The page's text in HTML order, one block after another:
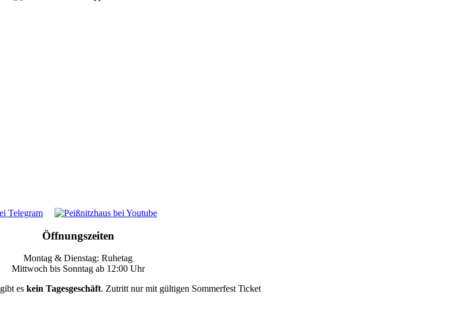
Öffnungszeiten
Montag & Dienstag: Ruhetag
Mittwoch bis Sonntag ab 12:00 Uhr
gibt es kein Tagesgeschäft. Zutritt nur mit gültigen Sommerfest Ticket